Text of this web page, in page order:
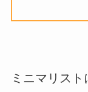
ミニマリス